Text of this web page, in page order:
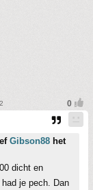
Gibson88 het
dicht en
je pech. Dan